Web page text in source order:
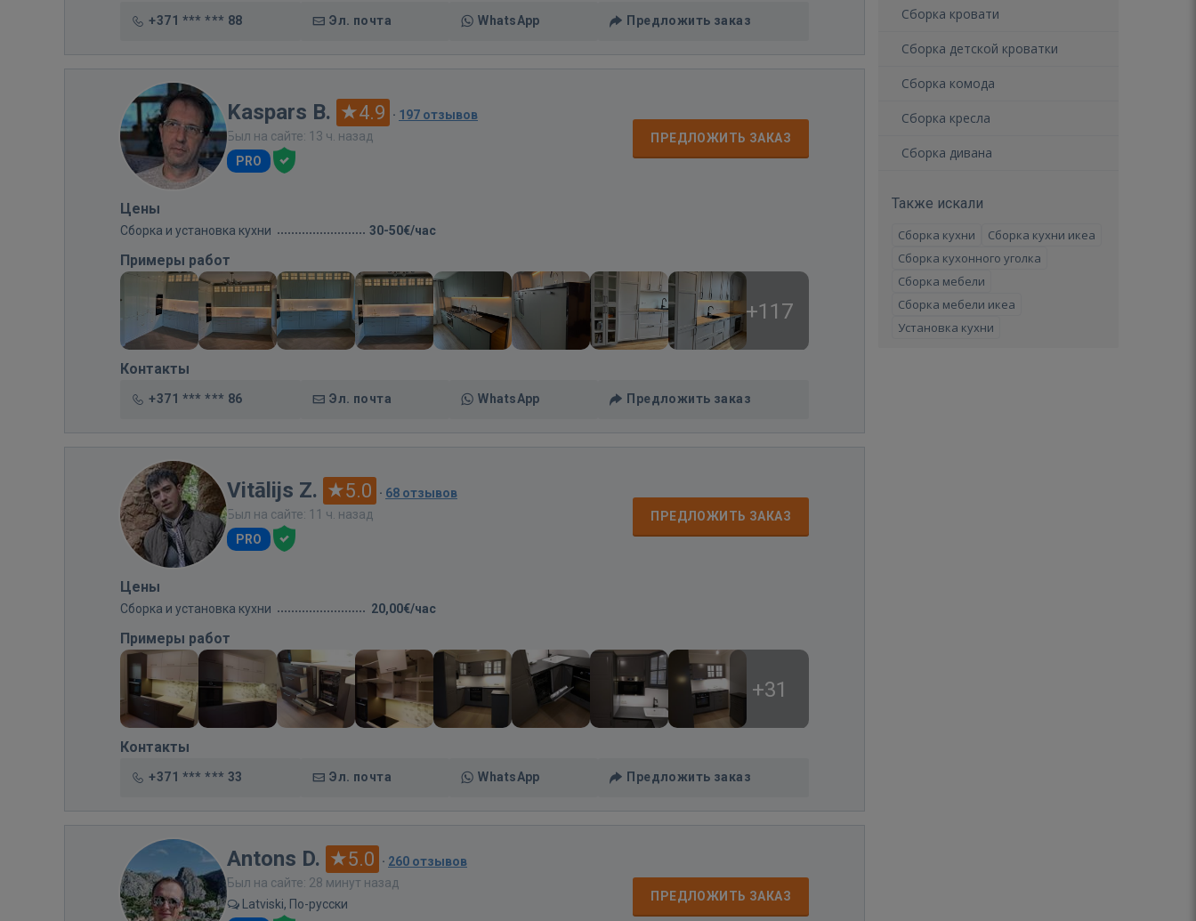
+371 *** *** 88 Эл. почта WhatsApp Предложить заказ
Kaspars B. 4.9 · 197 отзывов
Был на сайте: 13 ч. назад
PRO
ПРЕДЛОЖИТЬ ЗАКАЗ
Цены
Сборка и установка кухни 30-50€/час
Примеры работ
+117
Контакты
+371 *** *** 86 Эл. почта WhatsApp Предложить заказ
Vitālijs Z. 5.0 · 68 отзывов
Был на сайте: 11 ч. назад
PRO
ПРЕДЛОЖИТЬ ЗАКАЗ
Цены
Сборка и установка кухни 20,00€/час
Примеры работ
+31
Контакты
+371 *** *** 33 Эл. почта WhatsApp Предложить заказ
Antons D. 5.0 · 260 отзывов
Был на сайте: 28 минут назад
Latviski, По-русски
ПРЕДЛОЖИТЬ ЗАКАЗ
Сборка кровати
Сборка детской кроватки
Сборка комода
Сборка кресла
Сборка дивана
Также искали
Сборка кухни
Сборка кухни икеа
Сборка кухонного уголка
Сборка мебели
Сборка мебели икеа
Установка кухни